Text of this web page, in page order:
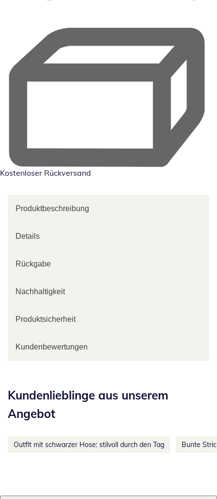
Kostenloser Rückversand
Produktbeschreibung
Details
Rückgabe
Nachhaltigkeit
Produktsicherheit
Kundenbewertungen
Kundenlieblinge aus unserem
Angebot
Outfit mit schwarzer Hose: stilvoll durch den Tag Bunte